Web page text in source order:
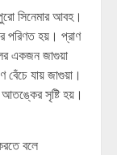
সিনেমার আবহ।
হয়। প্রাণ
একজন জাগুয়া
যায় জাগুয়া।
আতঙ্কের সৃষ্টি হয়।
বলে